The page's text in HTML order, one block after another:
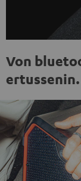
Von
ertussenin.